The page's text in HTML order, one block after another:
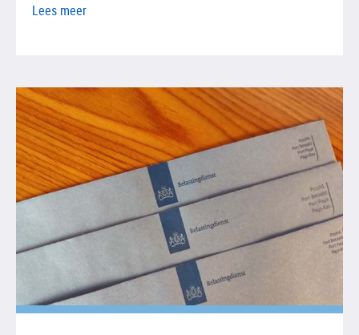
Lees meer